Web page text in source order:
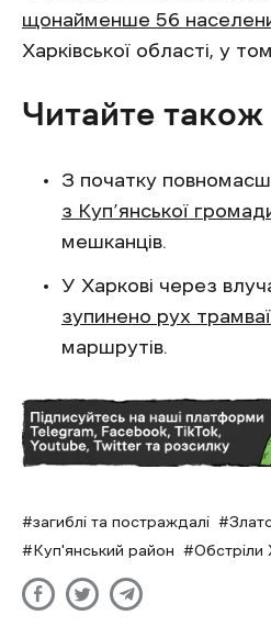
щонайменше 56
Харківської області, у
Читайте також
З початку
з Куп’янської
мешканців.
У Харкові через
зупинено рух
маршрутів.
загиблі та постраждалі
Куп'янський район
Обстріли